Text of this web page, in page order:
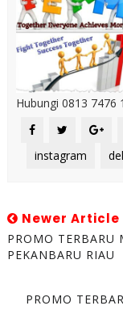
Hubungi 0813 7476
instagram
Newer Article
PROMO TERBARU
PEKANBARU RIAU
PROMO